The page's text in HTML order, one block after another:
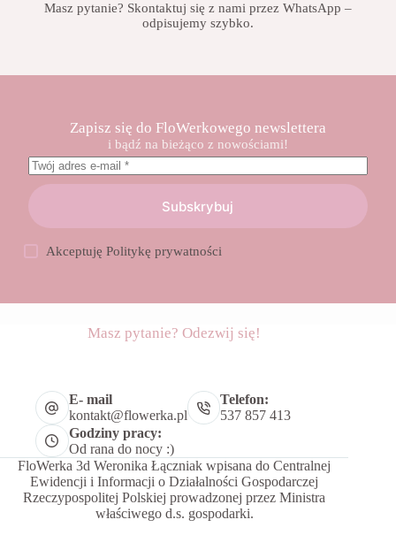
Masz pytanie? Skontaktuj się z nami przez WhatsApp –
odpisujemy szybko.
Zapisz się do FloWerkowego newslettera
i bądź na bieżąco z nowościami!
Subskrybuj
AkceptujęPolitykę prywatności
Masz pytanie? Odezwij się!
E- mail
kontakt@flowerka.pl
Telefon:
537 857 413
Godziny pracy:
Od rana do nocy :)
FloWerka 3d Weronika Łączniak wpisana do Centralnej
Ewidencji i Informacji o Działalności Gospodarczej
Rzeczypospolitej Polskiej prowadzonej przez Ministra
właściwego d.s. gospodarki.